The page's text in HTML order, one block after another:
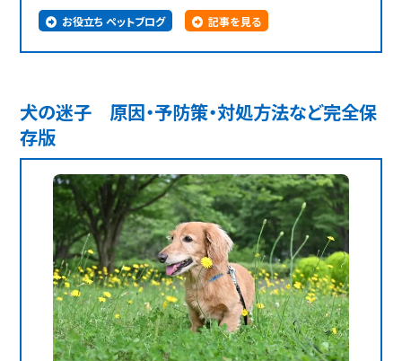
お役立ち ペットブログ 記事を見る
犬の迷子 原因・予防策・対処方法など完全保
存版